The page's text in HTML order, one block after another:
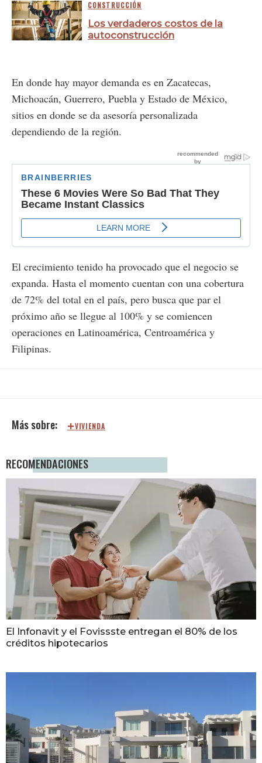
CONSTRUCCIÓN
Los verdaderos costos de la
autoconstrucción
En donde hay mayor demanda es en Zacatecas,
Michoacán, Guerrero, Puebla y Estado de México,
sitios en donde se da asesoría personalizada
dependiendo de la región.
El crecimiento tenido ha provocado que el negocio se
expanda. Hasta el momento cuentan con una cobertura
de 72% del total en el país, pero busca que par el
próximo año se llegue al 100% y se comiencen
operaciones en Latinoamérica, Centroamérica y
Filipinas.
VIVIENDA
RECOMENDACIONES
El Infonavit y el Fovissste entregan el 80% de los
créditos hipotecarios